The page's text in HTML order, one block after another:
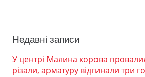
Недавні записи
У центрі Малина корова
різали, арматуру відгинали три